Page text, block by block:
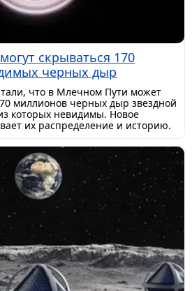
скрываться 170
черных дыр
что в Млечном Пути может
миллионов черных дыр звездной
которых невидимы. Новое
их распределение и историю.